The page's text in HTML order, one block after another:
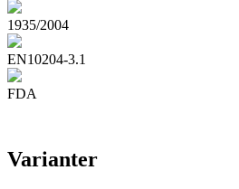
1935/2004
EN10204-3.1
FDA
Varianter